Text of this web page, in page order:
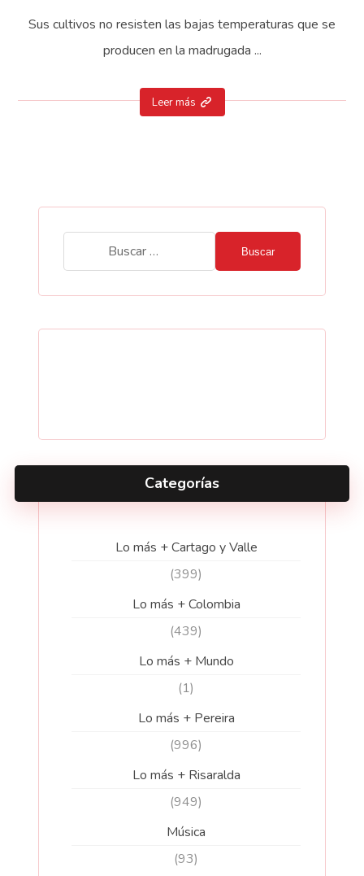
Sus cultivos no resisten las bajas temperaturas que se
producen en la madrugada ...
Leer más
Buscar
Categorías
Lo más + Cartago y Valle
(399)
Lo más + Colombia
(439)
Lo más + Mundo
(1)
Lo más + Pereira
(996)
Lo más + Risaralda
(949)
Música
(93)